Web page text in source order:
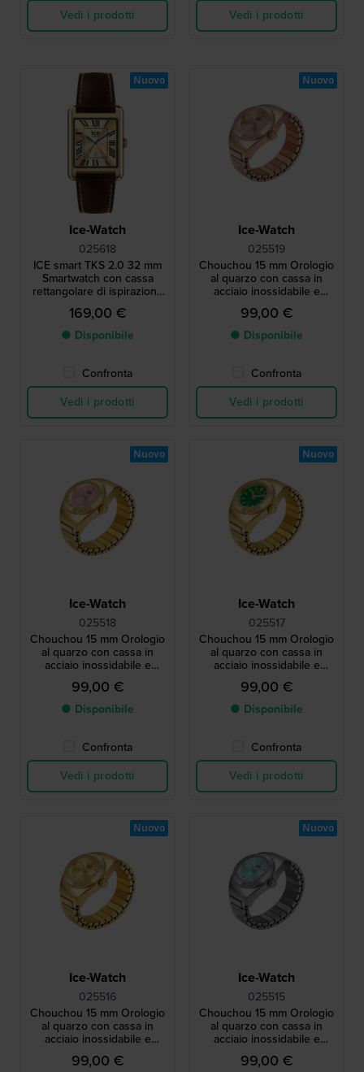
Vedi i prodotti Vedi i prodotti
Ice-Watch
025618
ICE smart TKS 2.0 32 mm
Smartwatch con cassa
rettangolare di ispirazione
vintage e schermo
touchscreen Amoled da
1,41".
169,00 €
● Disponibile
Confronta
Vedi i prodotti
Nuovo
Ice-Watch
025519
Chouchou 15 mm Orologio
al quarzo con cassa in
acciaio inossidabile e
bracciale elastico
99,00 €
● Disponibile
Confronta
Vedi i prodotti
Nuovo
Ice-Watch
025518
Chouchou 15 mm Orologio
al quarzo con cassa in
acciaio inossidabile e
bracciale elastico
99,00 €
● Disponibile
Confronta
Vedi i prodotti
Nuovo
Ice-Watch
025517
Chouchou 15 mm Orologio
al quarzo con cassa in
acciaio inossidabile e
bracciale elastico
99,00 €
● Disponibile
Confronta
Vedi i prodotti
Nuovo
Ice-Watch
025516
Chouchou 15 mm Orologio
al quarzo con cassa in
acciaio inossidabile e
bracciale elastico
99,00 €
Nuovo
Ice-Watch
025515
Chouchou 15 mm Orologio
al quarzo con cassa in
acciaio inossidabile e
bracciale elastico
99,00 €
Nuovo